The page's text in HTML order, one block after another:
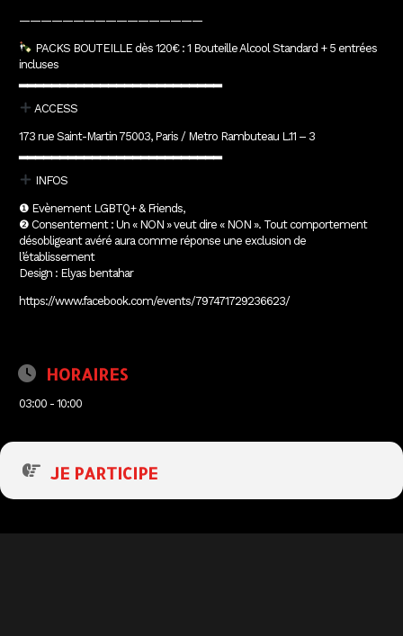
—————————————————
PACKS BOUTEILLE dès 120€ : 1 Bouteille Alcool Standard + 5 entrées
incluses
▂▂▂▂▂▂▂▂▂▂▂▂▂▂▂▂▂▂▂▂▂▂▂▂▂
ACCESS
173 rue Saint-Martin 75003, Paris / Metro Rambuteau L.11 – 3
▂▂▂▂▂▂▂▂▂▂▂▂▂▂▂▂▂▂▂▂▂▂▂▂▂
INFOS
❶ Evènement LGBTQ+ & Friends,
❷ Consentement : Un « NON » veut dire « NON ». Tout comportement
désobligeant avéré aura comme réponse une exclusion de
l’établissement
Design : Elyas bentahar
https://www.facebook.com/events/797471729236623/
HORAIRES
03:00 - 10:00
JE PARTICIPE